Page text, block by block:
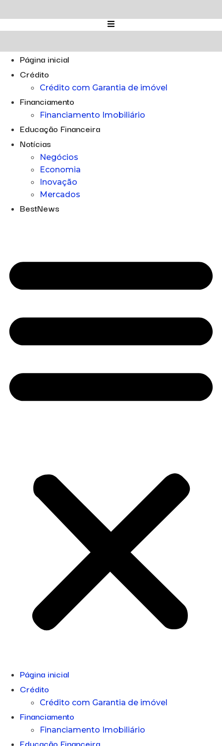
para
o
Página inicial
Crédito
Crédito com Garantia de imóvel
Financiamento
Financiamento Imobiliário
Educação Financeira
Notícias
Negócios
Economia
Inovação
Mercados
BestNews
Página inicial
Crédito
Crédito com Garantia de imóvel
Financiamento
Financiamento Imobiliário
Educação Financeira